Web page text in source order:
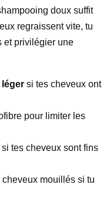
doux suffit
regraissent vite, tu
et privilégier une
si tes cheveux ont
pour limiter les
tes cheveux sont fins
mouillés si tu